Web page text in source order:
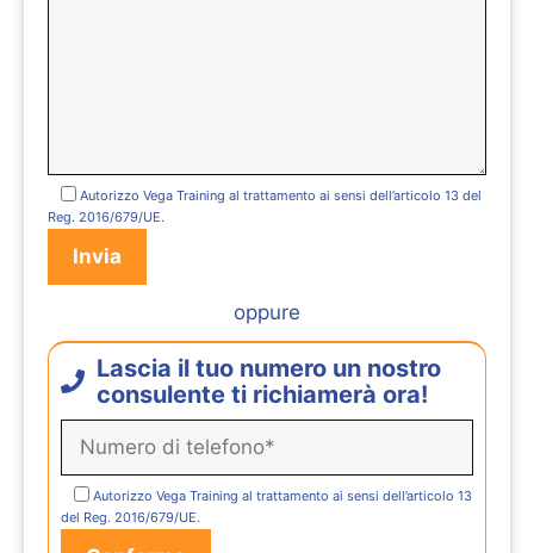
Autorizzo Vega Training al trattamento ai sensi dell’articolo 13 del
Reg. 2016/679/UE.
oppure
Lascia il tuo numero un nostro
consulente ti richiamerà ora!
Autorizzo Vega Training al trattamento ai sensi dell’articolo 13
del Reg. 2016/679/UE.